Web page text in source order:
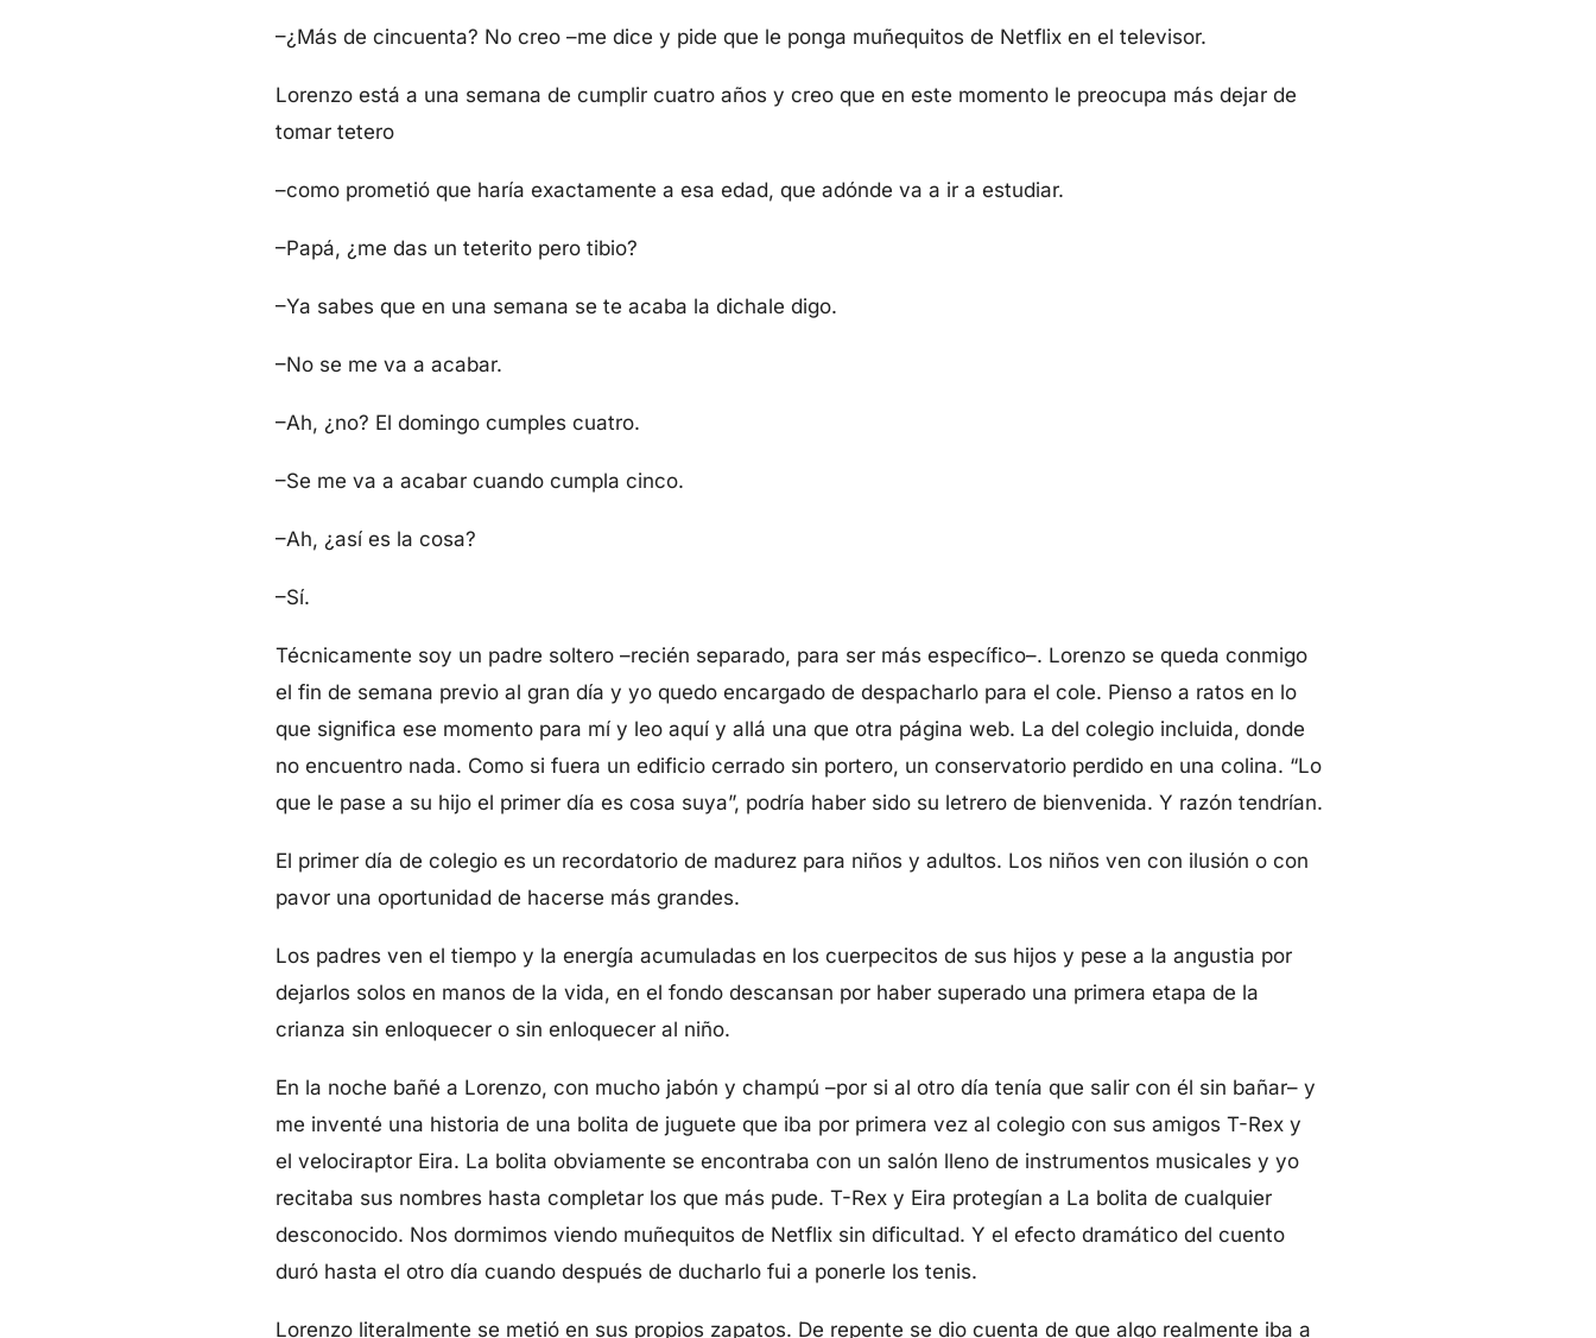
–¿Más de cincuenta? No creo –me dice y pide que le ponga muñequitos de Netflix en el televisor.
Lorenzo está a una semana de cumplir cuatro años y creo que en este momento le preocupa más dejar de
tomar tetero
–como prometió que haría exactamente a esa edad, que adónde va a ir a estudiar.
–Papá, ¿me das un teterito pero tibio?
–Ya sabes que en una semana se te acaba la dichale digo.
–No se me va a acabar.
–Ah, ¿no? El domingo cumples cuatro.
–Se me va a acabar cuando cumpla cinco.
–Ah, ¿así es la cosa?
–Sí.
Técnicamente soy un padre soltero –recién separado, para ser más específico–. Lorenzo se queda conmigo
el fin de semana previo al gran día y yo quedo encargado de despacharlo para el cole. Pienso a ratos en lo
que significa ese momento para mí y leo aquí y allá una que otra página web. La del colegio incluida, donde
no encuentro nada. Como si fuera un edificio cerrado sin portero, un conservatorio perdido en una colina. “Lo
que le pase a su hijo el primer día es cosa suya”, podría haber sido su letrero de bienvenida. Y razón tendrían.
El primer día de colegio es un recordatorio de madurez para niños y adultos. Los niños ven con ilusión o con
pavor una oportunidad de hacerse más grandes.
Los padres ven el tiempo y la energía acumuladas en los cuerpecitos de sus hijos y pese a la angustia por
dejarlos solos en manos de la vida, en el fondo descansan por haber superado una primera etapa de la
crianza sin enloquecer o sin enloquecer al niño.
En la noche bañé a Lorenzo, con mucho jabón y champú –por si al otro día tenía que salir con él sin bañar– y
me inventé una historia de una bolita de juguete que iba por primera vez al colegio con sus amigos T-Rex y
el velociraptor Eira. La bolita obviamente se encontraba con un salón lleno de instrumentos musicales y yo
recitaba sus nombres hasta completar los que más pude. T-Rex y Eira protegían a La bolita de cualquier
desconocido. Nos dormimos viendo muñequitos de Netflix sin dificultad. Y el efecto dramático del cuento
duró hasta el otro día cuando después de ducharlo fui a ponerle los tenis.
Lorenzo literalmente se metió en sus propios zapatos. De repente se dio cuenta de que algo realmente iba a